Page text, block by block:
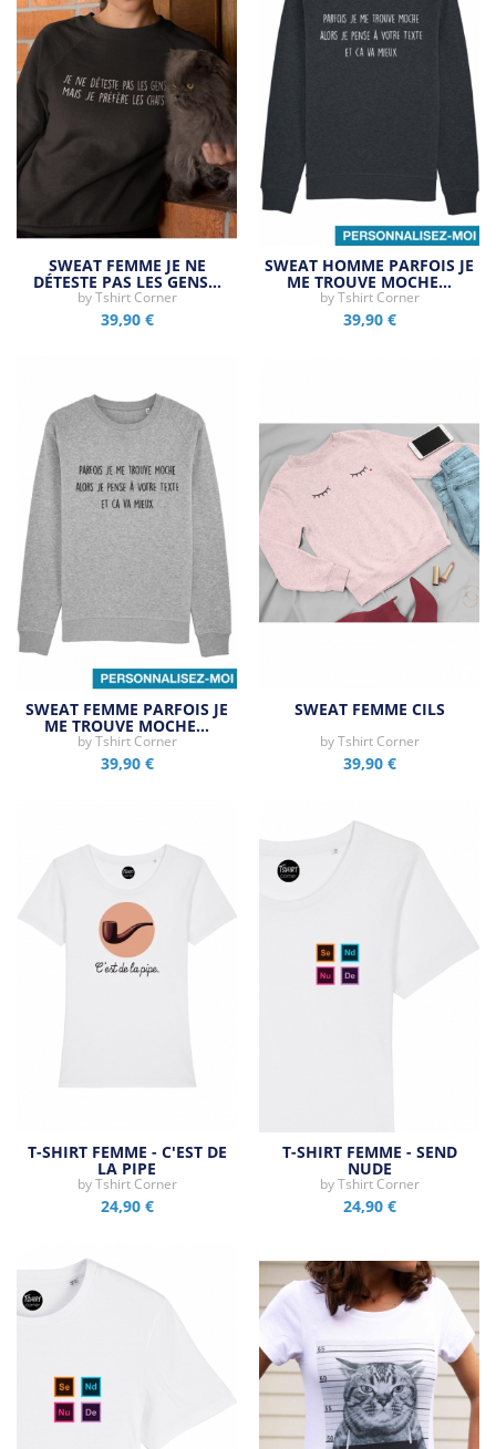
SWEAT FEMME JE NE
DÉTESTE PAS LES GENS…
byTshirt Corner
39,90 €
SWEAT HOMME PARFOIS JE
ME TROUVE MOCHE…
byTshirt Corner
39,90 €
SWEAT FEMME PARFOIS JE
ME TROUVE MOCHE…
byTshirt Corner
39,90 €
SWEAT FEMME CILS
byTshirt Corner
39,90 €
T-SHIRT FEMME - C'EST DE
LA PIPE
byTshirt Corner
24,90 €
T-SHIRT FEMME - SEND
NUDE
byTshirt Corner
24,90 €